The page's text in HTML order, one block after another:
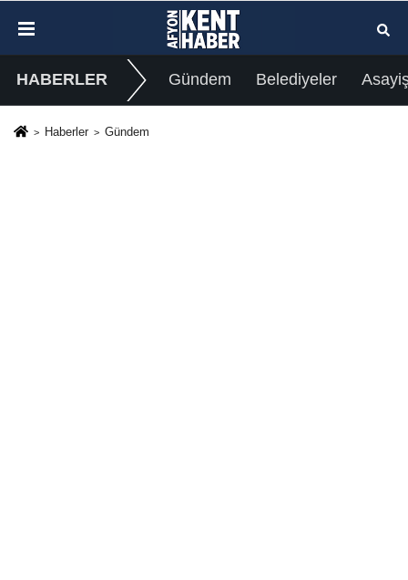
HABERLER Gündem Belediyeler
Haberler Gündem